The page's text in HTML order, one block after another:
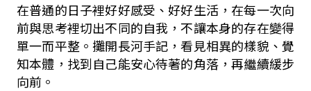
在普通的日子裡好好感受、好好生活，在每一次向
前與思考裡切出不同的自我，不讓本身的存在變得
單一而平整。攤開長河手記，看見相異的樣貌、覺
知本體，找到自己能安心待著的角落，再繼續緩步
向前。